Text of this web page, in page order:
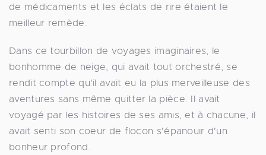
de médicaments et les éclats de rire étaient le
meilleur remède.
Dans ce tourbillon de voyages imaginaires, le
bonhomme de neige, qui avait tout orchestré, se
rendit compte qu'il avait eu la plus merveilleuse des
aventures sans même quitter la pièce. Il avait
voyagé par les histoires de ses amis, et à chacune, il
avait senti son coeur de flocon s'épanouir d'un
bonheur profond.